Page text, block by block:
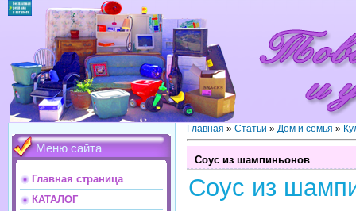
Меню сайта
Главная страница
КАТАЛОГ
Главная » Статьи » Дом и семья »
Соус из шампиньонов
Соус из